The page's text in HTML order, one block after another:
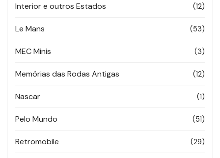
Interior e outros Estados (12)
Le Mans (53)
MEC Minis (3)
Memórias das Rodas Antigas (12)
Nascar (1)
Pelo Mundo (51)
Retromobile (29)